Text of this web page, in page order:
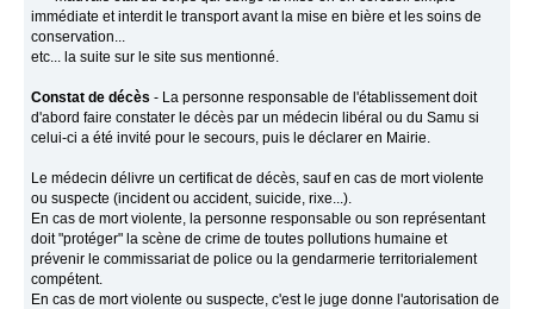
immédiate et interdit le transport avant la mise en bière et les soins de
conservation...
etc... la suite sur le site sus mentionné.
Constat de décès - La personne responsable de l'établissement doit
d'abord faire constater le décès par un médecin libéral ou du Samu si
celui-ci a été invité pour le secours, puis le déclarer en Mairie.
Le médecin délivre un certificat de décès, sauf en cas de mort violente
ou suspecte (incident ou accident, suicide, rixe...).
En cas de mort violente, la personne responsable ou son représentant
doit "protéger" la scène de crime de toutes pollutions humaine et
prévenir le commissariat de police ou la gendarmerie territorialement
compétent.
En cas de mort violente ou suspecte, c'est le juge donne l'autorisation de